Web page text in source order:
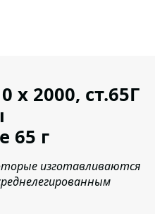
х 2000, ст.65Г
65 г
изготавливаются